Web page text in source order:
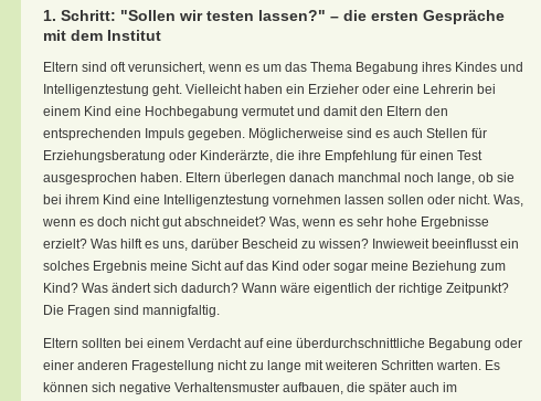
1. Schritt: "Sollen wir testen lassen?" – die ersten Gespräche
mit dem Institut
Eltern sind oft verunsichert, wenn es um das Thema Begabung ihres Kindes und
Intelligenztestung geht. Vielleicht haben ein Erzieher oder eine Lehrerin bei
einem Kind eine Hochbegabung vermutet und damit den Eltern den
entsprechenden Impuls gegeben. Möglicherweise sind es auch Stellen für
Erziehungsberatung oder Kinderärzte, die ihre Empfehlung für einen Test
ausgesprochen haben. Eltern überlegen danach manchmal noch lange, ob sie
bei ihrem Kind eine Intelligenztestung vornehmen lassen sollen oder nicht. Was,
wenn es doch nicht gut abschneidet? Was, wenn es sehr hohe Ergebnisse
erzielt? Was hilft es uns, darüber Bescheid zu wissen? Inwieweit beeinflusst ein
solches Ergebnis meine Sicht auf das Kind oder sogar meine Beziehung zum
Kind? Was ändert sich dadurch? Wann wäre eigentlich der richtige Zeitpunkt?
Die Fragen sind mannigfaltig.
Eltern sollten bei einem Verdacht auf eine überdurchschnittliche Begabung oder
einer anderen Fragestellung nicht zu lange mit weiteren Schritten warten. Es
können sich negative Verhaltensmuster aufbauen, die später auch im